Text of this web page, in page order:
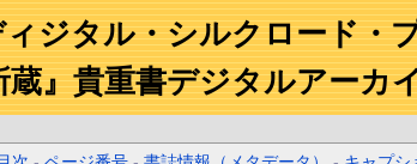
ジタル・シルクロード・
蔵』貴重書デジタルアーカ